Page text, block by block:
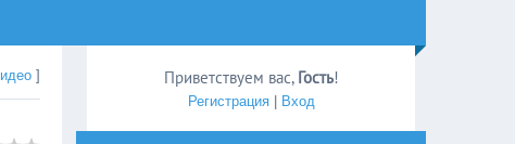
] Приветствуем вас, Гость!
Регистрация| Вход